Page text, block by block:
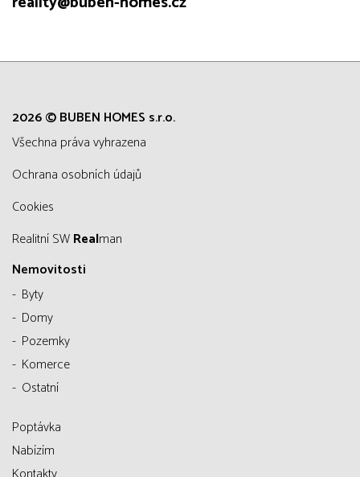
2026 © BUBEN HOMES s.r.o.
všechna práva vyhrazena
Ochrana osobních údajů
Cookies
Realitní SWRealman
Nemovitosti
Byty
Domy
Pozemky
Komerce
Ostatní
Poptávka
Nabízím